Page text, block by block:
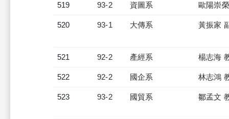
519 93-2 資圖系 歐陽崇
520 93-1 大傳系 黃振家
521 92-2 產經系 楊志海
522 92-2 國企系 林志鴻
523 93-2 國貿系 鄒孟文